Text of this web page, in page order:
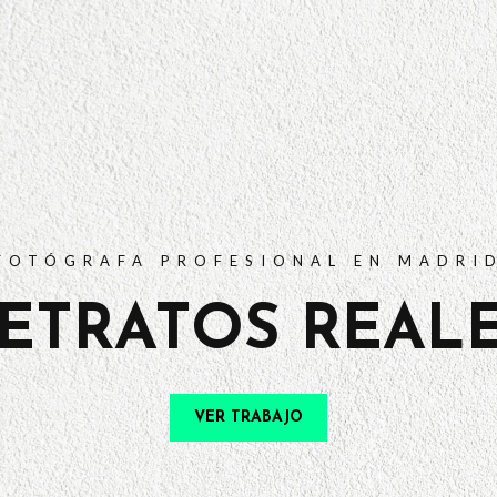
TARIFAS
PREGUNTAS FRECUENTES
CONTACTO
PROFESIONAL EN
VER TRABAJO